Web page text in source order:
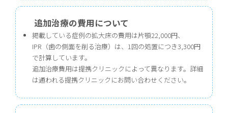
追加治療の費用について
掲載している症例の拡大床の費用は片顎22,000円、
IPR（歯の側面を削る治療）は、1回の処置につき3,300円
で計算しています。
追加治療費用は提携クリニックによって異なります。詳細
は通われる提携クリニックにお問い合わせください。